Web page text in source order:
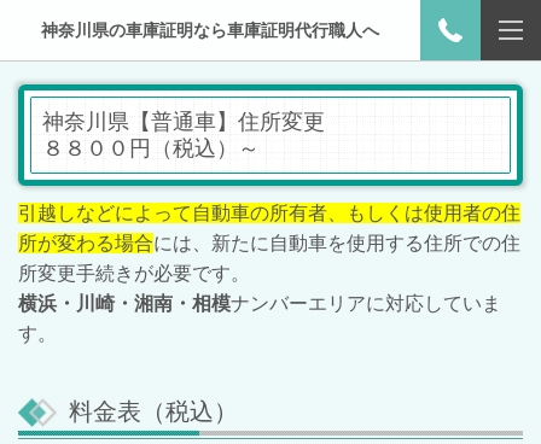
神奈川県の車庫証明なら車庫証明代行職人へ
神奈川県【普通車】住所変更
８８００円（税込）～
引越しなどによって自動車の所有者、もしくは使用者の住
所が変わる場合には、新たに自動車を使用する住所での住
所変更手続きが必要です。
横浜・川崎・湘南・相模ナンバーエリアに対応していま
す。
料金表（税込）